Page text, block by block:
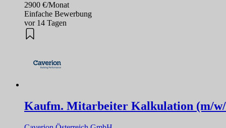
2900 €/Monat
Einfache Bewerbung
vor 14 Tagen
Kaufm. Mitarbeiter Kalkulation (m/